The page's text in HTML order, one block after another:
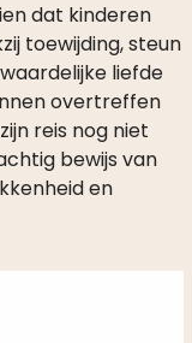
dat kinderen
toewijding, steun
liefde
overtreffen
reis nog niet
bewijs van
en